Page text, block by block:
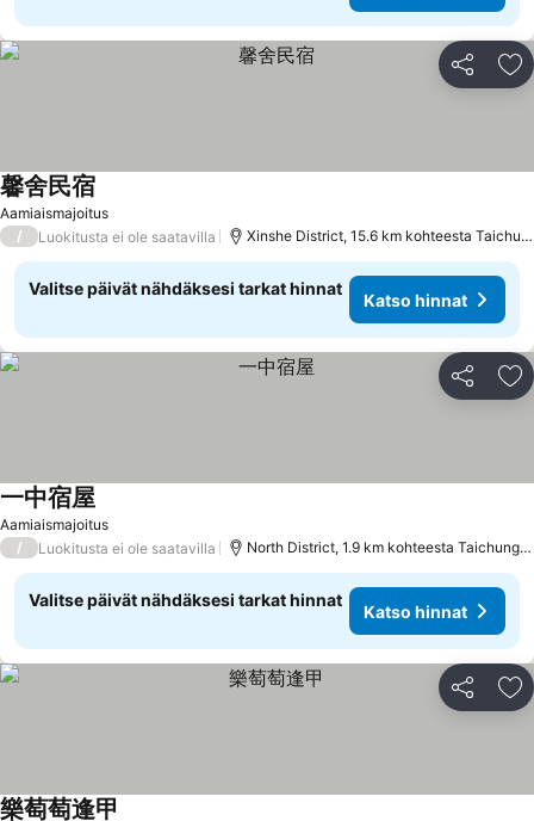
Jaa
Aamiaismajoitus
馨舍民宿
/ Luokitusta ei ole saatavilla Xinshe District, 15.6 km kohteesta
Valitse päivät nähdäksesi tarkat hinnat
Katso hinnat
Jaa
Aamiaismajoitus
一中宿屋Katso hinnat
/ Luokitusta ei ole saatavilla North District, 1.9 km kohteesta Taichung
Valitse päivät nähdäksesi tarkat hinnat
Katso hinnat
Jaa
樂萄萄逢甲